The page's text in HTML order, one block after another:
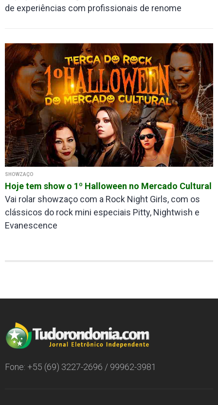
de experiências com profissionais de renome
SHOWZAÇO
Hoje tem show o 1º Halloween no Mercado Cultural
Vai rolar showzaço com a Rock Night Girls, com os
clássicos do rock mini especiais Pitty, Nightwish e
Evanescence
Fone: +55 (69) 3227-2696 / 99962-3981